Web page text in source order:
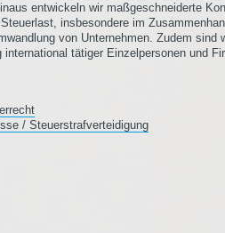
entwickeln wir maßgeschneiderte
insbesondere im
von Unternehmen. Zudem sind
international tätiger Einzelpersonen und
/ Steuerstrafverteidigung